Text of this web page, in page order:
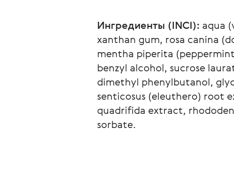
Ингредиенты (INCI): aqua
xanthan gum, rosa canina
mentha piperita
benzyl alcohol, sucrose
dimethyl phenylbutanol,
senticosus (eleuthero) root
quadrifida extract,
sorbate.